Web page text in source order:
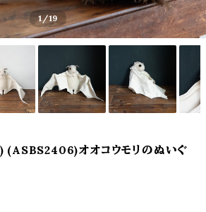
1/19
オオコウモリのぬいぐ